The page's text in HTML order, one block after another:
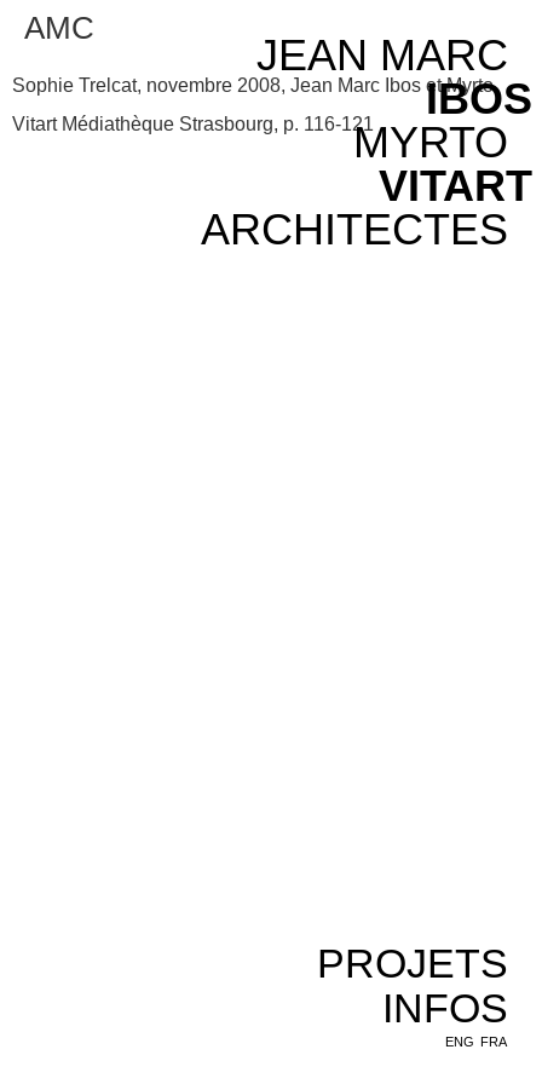
JEAN MARC
IBOS
MYRTO
VITART
ARCHITECTES
PROJETS
INFOS
ENG FRA
AMC
Sophie Trelcat, novembre 2008, Jean Marc Ibos et Myrto
Vitart Médiathèque Strasbourg, p. 116-121